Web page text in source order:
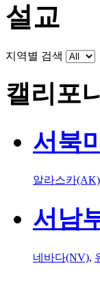
설교
지역별 검색
캘리포
서북
알라스카(AK)
서남
네바다(NV),